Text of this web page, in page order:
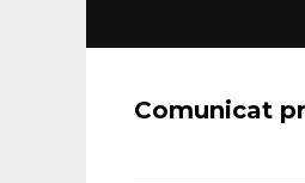
Comunicat